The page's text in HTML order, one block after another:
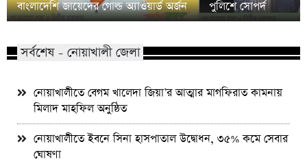
বাংলাদেশি জায়েদের গোল্ড অ্যাওয়ার্ড অর্জন পুলিশে সোপর্দ
সর্বশেষ - নোয়াখালী জেলা
নোয়াখালীতে বেগম খালেদা জিয়া’র আত্মার মাগফিরাত কামনায়
মিলাদ মাহফিল অনুষ্ঠিত
নোয়াখালীতে ইবনে সিনা হাসপাতাল উদ্বোধন, ৩৫% কমে সেবার
ঘোষণা